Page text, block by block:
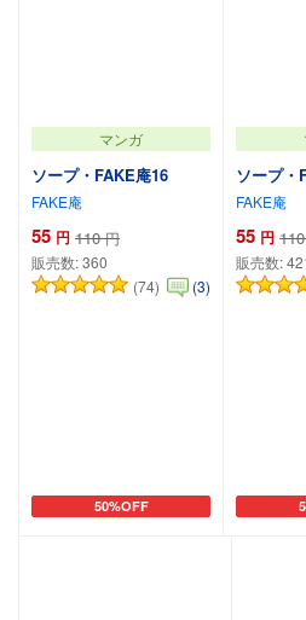
マンガ
ソープ・FAKE庵16
FAKE庵
55 円 110 円
販売数:360
(74)
(3)
50%OFF
カートに追加
ソープ・
FAKE庵
55 円 110
販売数:
カ